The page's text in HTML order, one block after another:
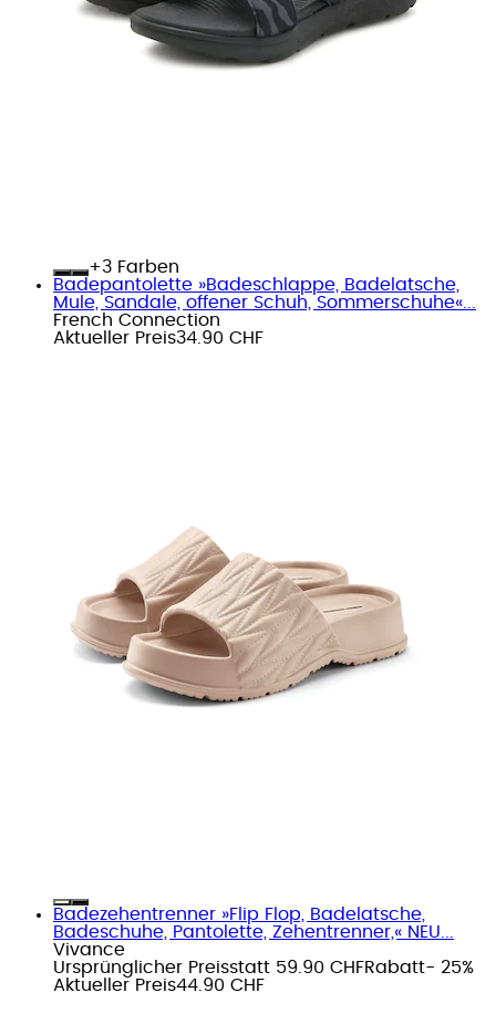
+
Farben
Badepantolette »Badeschlappe, Badelatsche,
Mule, Sandale, offener Schuh, Sommerschuhe«...
French Connection
Aktueller Preis34.90 CHF
Badezehentrenner »Flip Flop, Badelatsche,
Badeschuhe, Pantolette, Zehentrenner,« NEU...
Vivance
Ursprünglicher Preisstatt 59.90 CHFRabatt- 25%
Aktueller Preis44.90 CHF